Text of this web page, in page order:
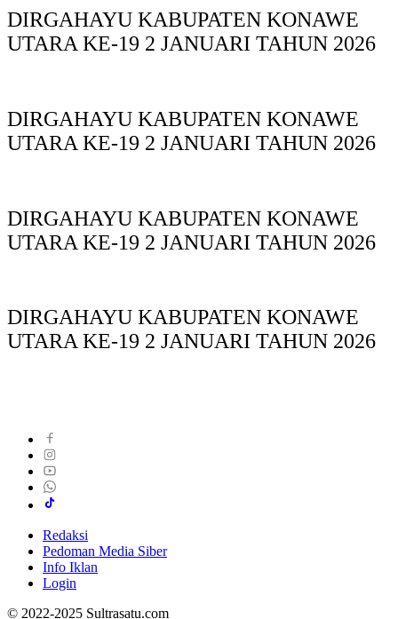
DIRGAHAYU KABUPATEN KONAWE
UTARA KE-19 2 JANUARI TAHUN 2026
DIRGAHAYU KABUPATEN KONAWE
UTARA KE-19 2 JANUARI TAHUN 2026
DIRGAHAYU KABUPATEN KONAWE
UTARA KE-19 2 JANUARI TAHUN 2026
DIRGAHAYU KABUPATEN KONAWE
UTARA KE-19 2 JANUARI TAHUN 2026
Redaksi
Pedoman Media Siber
Info Iklan
Login
© 2022-2025 Sultrasatu.com